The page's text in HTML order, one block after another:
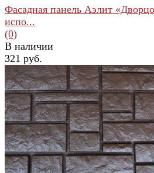
избранное сравнить
Фасадная панель Аэлит
испо...
(0)
В наличии
321 руб.